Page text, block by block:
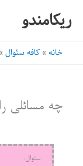
ریکامندو
خانه کافه سئوال
چه مسائلی
سئوال: